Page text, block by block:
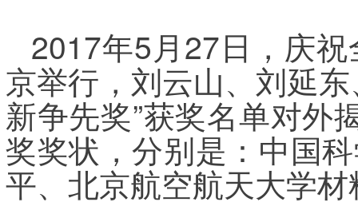
2017年5月27日，庆
京举行，刘云山、刘延
新争先奖”获奖名单对外
奖奖状，分别是：中国
平、北京航空航天大学